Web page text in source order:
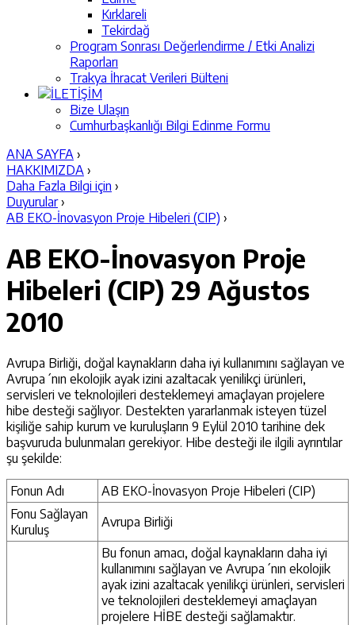
Kırklareli
Tekirdağ
Program Sonrası Değerlendirme / Etki Analizi
Raporları
Trakya İhracat Verileri Bülteni
İLETİŞİM
Bize Ulaşın
Cumhurbaşkanlığı Bilgi Edinme Formu
ANA SAYFA ›
HAKKIMIZDA ›
Daha Fazla Bilgi için ›
Duyurular ›
AB EKO-İnovasyon Proje Hibeleri (CIP) ›
AB EKO-İnovasyon Proje
Hibeleri (CIP) 29 Ağustos
2010
Avrupa Birliği, doğal kaynakların daha iyi kullanımını sağlayan ve
Avrupa´nın ekolojik ayak izini azaltacak yenilikçi ürünleri,
servisleri ve teknolojileri desteklemeyi amaçlayan projelere
hibe desteği sağlıyor. Destekten yararlanmak isteyen tüzel
kişiliğe sahip kurum ve kuruluşların 9 Eylül 2010 tarihine dek
başvuruda bulunmaları gerekiyor. Hibe desteği ile ilgili ayrıntılar
şu şekilde:
Fonun Adı
AB EKO-İnovasyon Proje Hibeleri (CIP)
Fonu Sağlayan
Kuruluş
Avrupa Birliği
Bu fonun amacı, doğal kaynakların daha iyi
kullanımını sağlayan ve Avrupa´nın ekolojik
ayak izini azaltacak yenilikçi ürünleri, servisleri
ve teknolojileri desteklemeyi amaçlayan
projelere HİBE desteği sağlamaktır.